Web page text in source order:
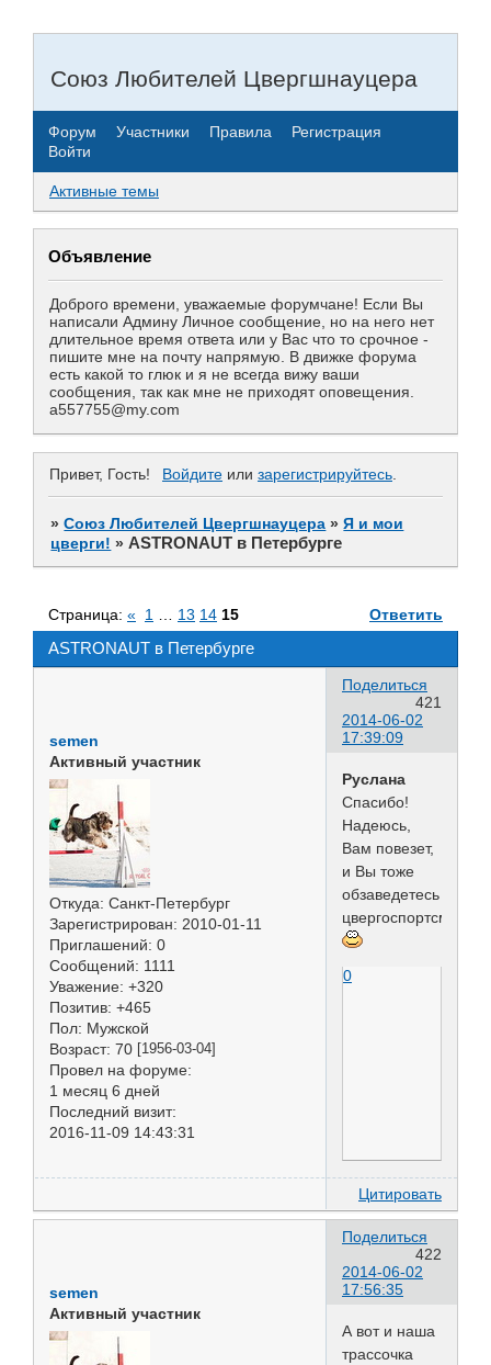
Союз Любителей Цвергшнауцера
Форум Участники Правила
Регистрация
Войти
Активные темы
Объявление
Доброго времени, уважаемые форумчане! Если Вы
написали Админу Личное сообщение, но на него нет
длительное время ответа или у Вас что то срочное -
пишите мне на почту напрямую. В движке форума
есть какой то глюк и я не всегда вижу ваши
сообщения, так как мне не приходят оповещения.
a557755@my.com
Привет, Гость! Войдите или зарегистрируйтесь.
»Союз Любителей Цвергшнауцера »Я и мои
цверги! » ASTRONAUT в Петербурге
ASTRONAUT в Петербурге
Страница: « 1 13 14 15 Ответить
Поделиться
421
2014-06-02
17:39:09
semen
Активный участник
Откуда: Санкт-Петербург
Зарегистрирован: 2010-01-11
Приглашений: 0
Сообщений: 1111
Уважение: +320
Позитив: +465
Пол: Мужской
Возраст: 70 [1956-03-04]
Провел на форуме:
1 месяц 6 дней
Последний визит:
2016-11-09 14:43:31
Руслана
Спасибо!
Надеюсь,
Вам повезет,
и Вы тоже
обзаведетесь
цвергоспортсменом
0
Цитировать
Поделиться
422
2014-06-02
17:56:35
semen
Активный участник
А вот и наша
трассочка